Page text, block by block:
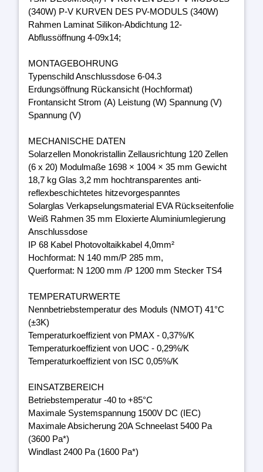
(340W) P-V KURVEN DES PV-MODULS (340W)
Rahmen Laminat Silikon-Abdichtung 12-
Abflussöffnung 4-09x14;
MONTAGEBOHRUNG
Typenschild Anschlussdose 6-04.3
Erdungsöffnung Rückansicht (Hochformat)
Frontansicht Strom (A) Leistung (W) Spannung (V)
Spannung (V)
MECHANISCHE DATEN
Solarzellen Monokristallin Zellausrichtung 120 Zellen
(6 x 20) Modulmaße 1698 × 1004 × 35 mm Gewicht
18,7 kg Glas 3,2 mm hochtransparentes anti-
reflexbeschichtetes hitzevorgespanntes
Solarglas Verkapselungsmaterial EVA Rückseitenfolie
Weiß Rahmen 35 mm Eloxierte Aluminiumlegierung
Anschlussdose
IP 68 Kabel Photovoltaikkabel 4,0mm²
Hochformat: N 140 mm/P 285 mm,
Querformat: N 1200 mm /P 1200 mm Stecker TS4
TEMPERATURWERTE
Nennbetriebstemperatur des Moduls (NMOT) 41°C
(±3K)
Temperaturkoeffizient von PMAX - 0,37%/K
Temperaturkoeffizient von UOC - 0,29%/K
Temperaturkoeffizient von ISC 0,05%/K
EINSATZBEREICH
Betriebstemperatur -40 to +85°C
Maximale Systemspannung 1500V DC (IEC)
Maximale Absicherung 20A Schneelast 5400 Pa
(3600 Pa*)
Windlast 2400 Pa (1600 Pa*)